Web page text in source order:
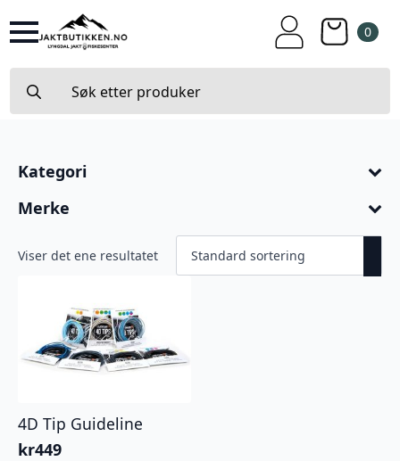
0
for:
Kategori
Merke
Viser det ene resultatet
4D Tip Guideline
kr449